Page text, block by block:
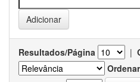
Resultados/Página |
Ordenar